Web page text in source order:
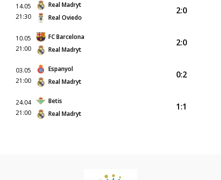
14.05
21:30
Real Madryt
Real Oviedo
2:0
10.05
21:00
FC Barcelona
Real Madryt
2:0
03.05
21:00
Espanyol
Real Madryt
0:2
24.04
21:00
Betis
Real Madryt
1:1